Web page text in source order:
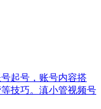
起号，账号内容搭
技巧。滇小管视频号